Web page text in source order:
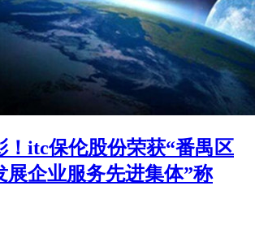
！itc保伦股份荣获“番禺区
展企业服务先进集体”称